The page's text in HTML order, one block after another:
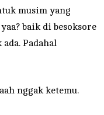
musim yang
baik di besoksore
ada. Padahal
nggak ketemu.